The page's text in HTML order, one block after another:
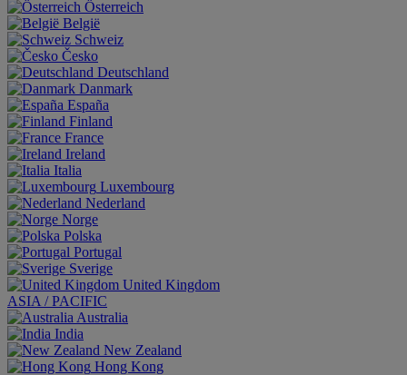
Österreich
België
Schweiz
Česko
Deutschland
Danmark
España
Finland
France
Ireland
Italia
Luxembourg
Nederland
Norge
Polska
Portugal
Sverige
United Kingdom
ASIA / PACIFIC
Australia
India
New Zealand
Hong Kong